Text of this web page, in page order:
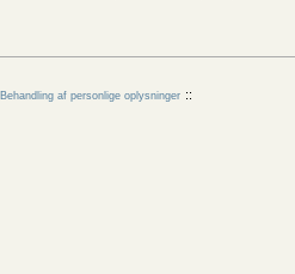
Behandling af personlige oplysninger